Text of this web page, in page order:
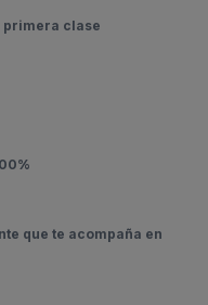
primera clase
que te acompaña en